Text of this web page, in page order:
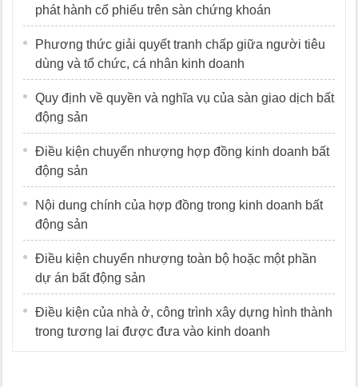
phát hành cổ phiếu trên sàn chứng khoán
Phương thức giải quyết tranh chấp giữa người tiêu
dùng và tổ chức, cá nhân kinh doanh
Quy định về quyền và nghĩa vụ của sàn giao dịch bất
động sản
Điều kiện chuyển nhượng hợp đồng kinh doanh bất
động sản
Nội dung chính của hợp đồng trong kinh doanh bất
động sản
Điều kiện chuyển nhượng toàn bộ hoặc một phần
dự án bất động sản
Điều kiện của nhà ở, công trình xây dựng hình thành
trong tương lai được đưa vào kinh doanh